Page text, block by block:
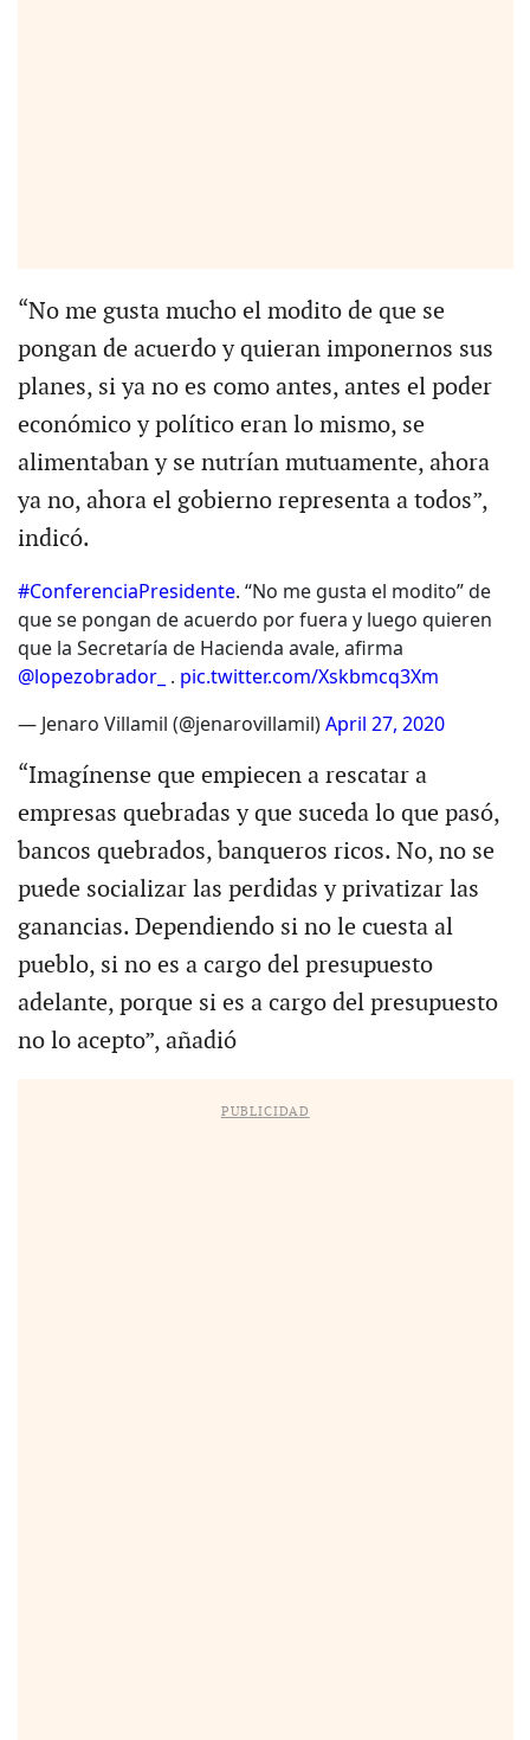
“No me gusta mucho el modito de que se
pongan de acuerdo y quieran imponernos sus
planes, si ya no es como antes, antes el poder
económico y político eran lo mismo, se
alimentaban y se nutrían mutuamente, ahora
ya no, ahora el gobierno representa a todos”,
indicó.
#ConferenciaPresidente. “No me gusta el modito” de
que se pongan de acuerdo por fuera y luego quieren
que la Secretaría de Hacienda avale, afirma
@lopezobrador_ . pic.twitter.com/Xskbmcq3Xm
— Jenaro Villamil (@jenarovillamil)April 27, 2020
“Imagínense que empiecen a rescatar a
empresas quebradas y que suceda lo que pasó,
bancos quebrados, banqueros ricos. No, no se
puede socializar las perdidas y privatizar las
ganancias. Dependiendo si no le cuesta al
pueblo, si no es a cargo del presupuesto
adelante, porque si es a cargo del presupuesto
no lo acepto”, añadió
PUBLICIDAD